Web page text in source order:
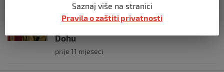
SVIJET
Papa Lav XIV izjavio da je situacija vrlo
Dohu
prije 11 mjeseci
Saznaj više na stranici
Pravila o zaštiti privatnosti